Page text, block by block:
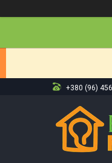
+380 (96)